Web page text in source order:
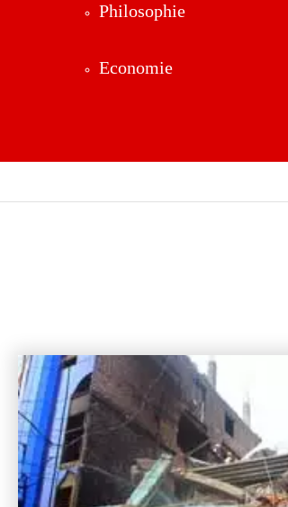
Philosophie
Economie